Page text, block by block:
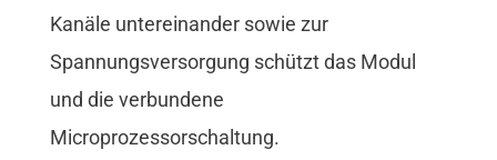
Kanäle untereinander sowie zur
Spannungsversorgung schützt das Modul
und die verbundene
Microprozessorschaltung.